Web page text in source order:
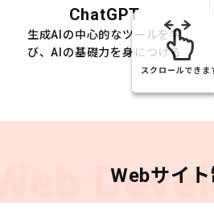
ChatGPT
生成AIの中心的なツールを学
び、AIの基礎力を身につける
スクロールできま
Webサイ